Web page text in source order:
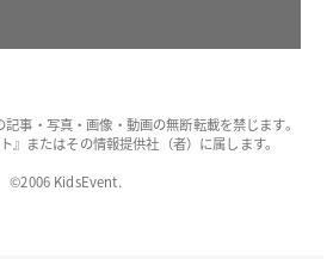
記事・写真・画像・動画の無断転載を禁じます。
』またはその情報提供社（者）に属します。
©2006 KidsEvent.